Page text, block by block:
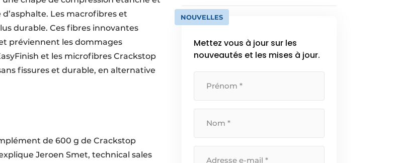
Les macrofibres et
durable. Ces fibres innovantes
préviennent les dommages
et les microfibres Crackstop
fissures et durable, en alternative
de 600 g de Crackstop
Jeroen Smet, technical sales
NOUVELLES
Mettez vous à jour sur les
nouveautés et les mises à jour.